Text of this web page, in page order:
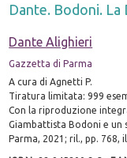
Dante. Bodoni. La
Dante Alighieri
Gazzetta di Parma
A cura di Agnetti P.
Tiratura limitata: 999
Con la riproduzione
Giambattista Bodoni e un
Parma, 2021; ril., pp. 768,